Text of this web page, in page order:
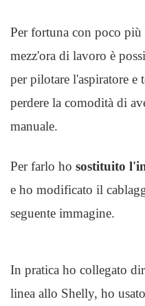
Per fortuna con poco
mezz'ora di lavoro è
per pilotare l'aspiratore e
perdere la comodità di
manuale.
Per farlo ho sostituito
e ho modificato il
seguente immagine.
In pratica ho collegato
linea allo Shelly, ho